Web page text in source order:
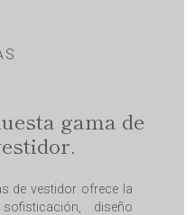
gama de
de vestidor ofrece la
diseño